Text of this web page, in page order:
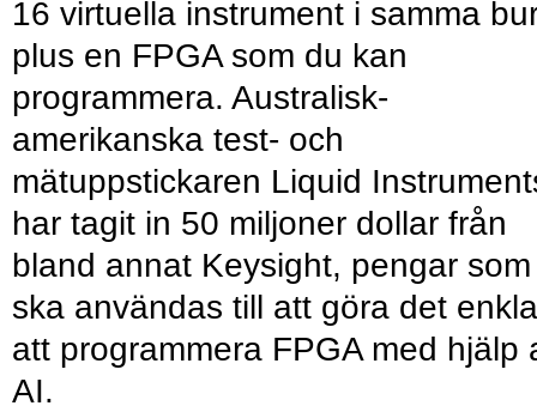
16 virtuella instrument i samma
plus en FPGA som du kan
programmera. Australisk-
amerikanska test- och
mätuppstickaren Liquid
har tagit in 50 miljoner dollar från
bland annat Keysight, pengar som
ska användas till att göra det
att programmera FPGA med hjälp
AI.